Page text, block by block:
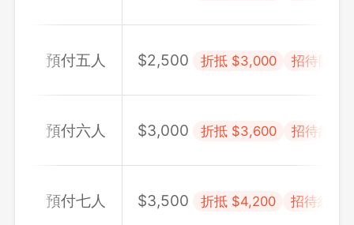
預付五人 $2,500 折抵 $3,000 招待開胃
預付六人 $3,000 折抵 $3,600 招待紅酒
預付七人 $3,500 折抵 $4,200 招待紅酒